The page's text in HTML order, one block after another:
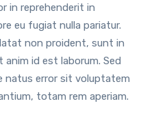
in reprehenderit in
eu fugiat nulla pariatur.
non proident, sunt in
id est laborum. Sed
natus error sit voluptatem
totam rem aperiam.